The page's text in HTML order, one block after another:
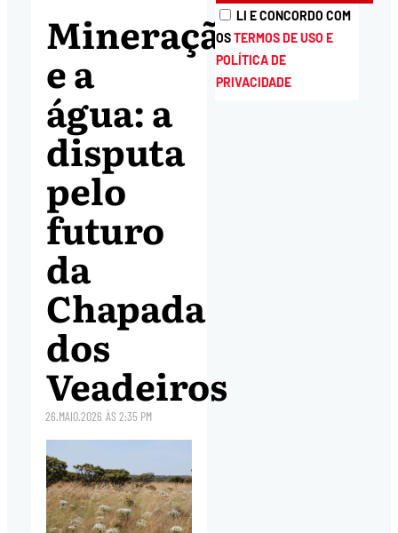
Mineração
e a
água: a
disputa
pelo
futuro
da
Chapada
dos
Veadeiros
26.MAIO.2026 ÀS2:35 PM
LI E CONCORDO COM
OSTERMOS DE USO E
POLÍTICA DE
PRIVACIDADE